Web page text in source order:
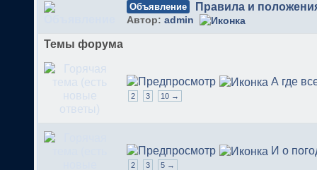
Объявление Правила и
Автор: admin
Темы форума
А где
2 3 10 →
И о
2 3 5 →